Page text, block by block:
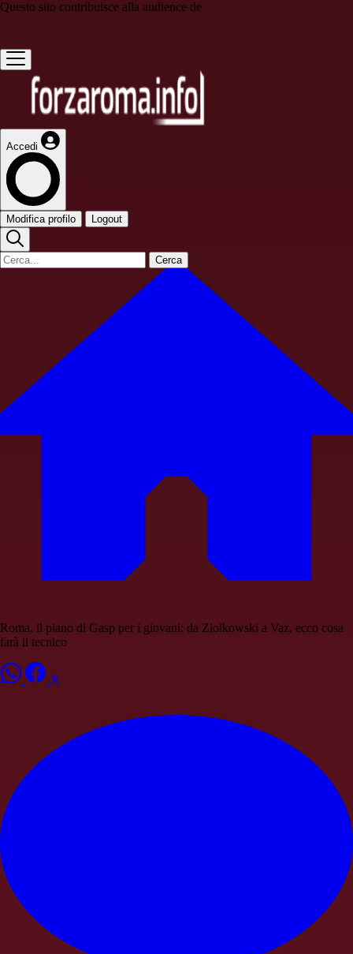
Questo sito contribuisce alla audience de
Accedi
Modifica profilo Logout
Cerca
Roma, il piano di Gasp per i giovani: da Ziolkowski a Vaz, ecco cosa
farà il tecnico